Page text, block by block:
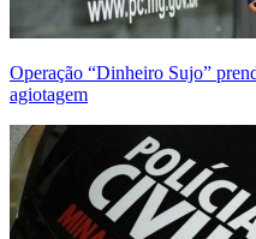
Operação “Dinheiro Sujo”
agiotagem